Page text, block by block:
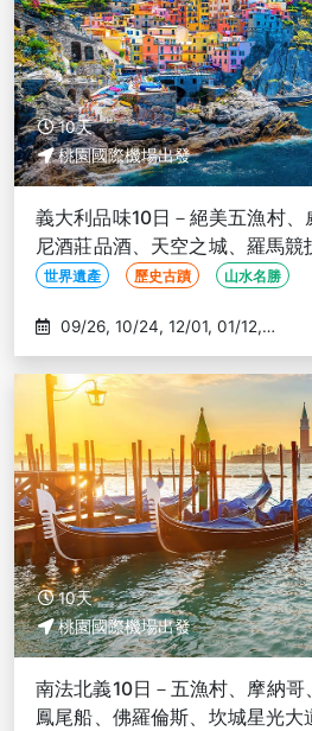
10天
桃園國際機場出發
義大利品味10日－絕美五漁村
尼酒莊品酒、天空之城、羅馬競
羅倫斯聖母百花大教堂
世界遺產 歷史古蹟 山水名勝
01/23
10天
桃園國際機場出發
南法北義10日－五漁村、摩納
鳳尾船、佛羅倫斯、坎城星光大